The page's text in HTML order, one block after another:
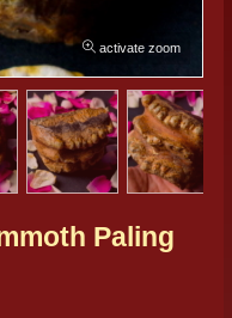
activate zoom
Paling